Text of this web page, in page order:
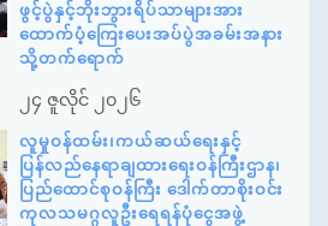
ဖွင့်ပွဲနှင့်ဘိုးဘွားရိပ်သာများအား
ထောက်ပံ့ကြေးပေးအပ်ပွဲအခမ်းအနား
သို့တက်ရောက်
၂၄ ဇူလိုင် ၂၀၂၆
လူမှုဝန်ထမ်း၊ကယ်ဆယ်ရေးနှင့်
ပြန်လည်နေရာချထားရေးဝန်ကြီးဌာန၊
ပြည်ထောင်စုဝန်ကြီး ဒေါက်တာစိုးဝင်း
ကုလသမဂ္ဂလူဦးရေရန်ပုံငွေအဖွဲ့